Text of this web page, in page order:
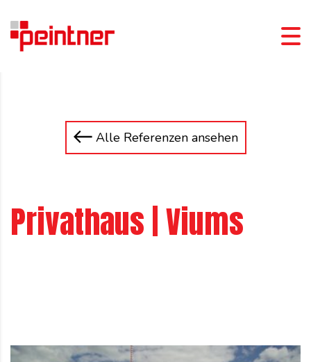
Alle Referenzen ansehen
Privathaus | Viums